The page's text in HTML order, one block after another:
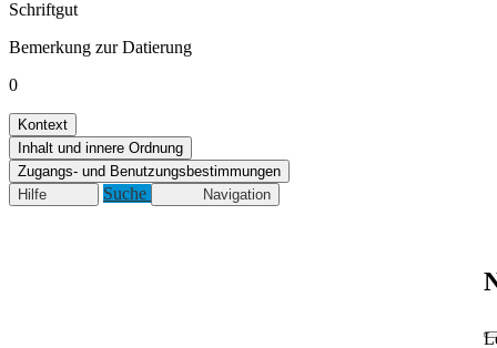
Schriftgut
Bemerkung zur Datierung
0
Kontext
Inhalt und innere Ordnung
Zugangs- und Benutzungsbestimmungen
Hilfe
Suche Navigation